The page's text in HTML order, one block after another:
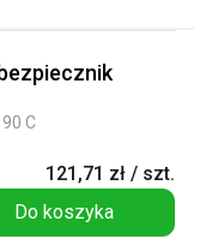
C
121,71 zł / szt.
Do koszyka